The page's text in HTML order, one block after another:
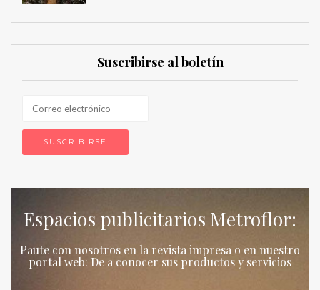
Suscribirse al boletín
Espacios publicitarios Metroflor:
Paute con nosotros en la revista impresa o en nuestro
portal web: De a conocer sus productos y servicios